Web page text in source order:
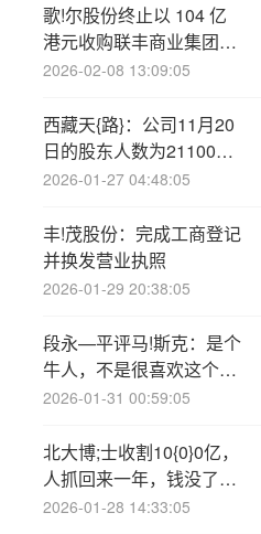
歌!尔股份终止以 104 亿
港元收购联丰商业集团旗
下两公司股权事项
2026-02-08 13:09:05
西藏天{路}：公司11月20
日的股东人数为211000
多户
2026-01-27 04:48:05
丰!茂股份：完成工商登记
并换发营业执照
2026-01-29 20:38:05
段永—平评马!斯克：是个
牛人，不是很喜欢这个人
的品行，不想跟他做朋
2026-01-31 00:59:05
北大博;士收割10{0}0亿，
人抓回来一年，钱没了…
|| 关注
2026-01-28 14:33:05